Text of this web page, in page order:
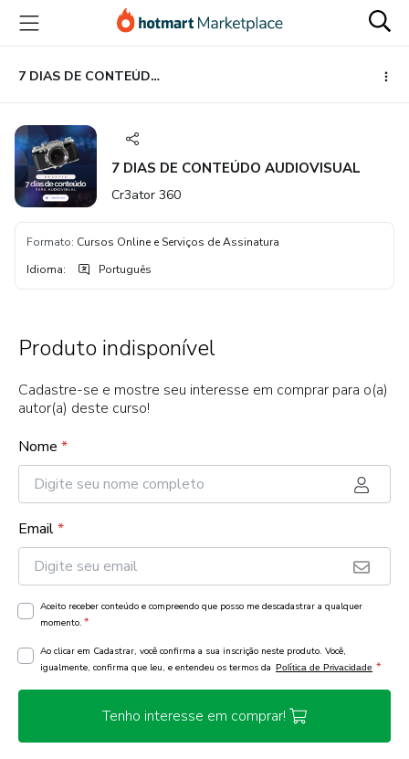
para
conteúdo
principal
para
pagamento
para
rodapé
7 DIAS DE CONTEÚDO AUDIOVISUAL
7 DIAS DE CONTEÚDO AUDIOVISUAL
Cr3ator 360
Formato: Cursos Online e Serviços de Assinatura
Idioma: Português
Produto indisponível
Cadastre-se e mostre seu interesse em comprar para o(a)
autor(a) deste curso!
Nome *
Email*
Aceito receber conteúdo e compreendo que posso me descadastrar a qualquer
momento. *
Ao clicar em Cadastrar, você confirma a sua inscrição neste produto. Você,
igualmente, confirma que leu, e entendeu os termos da Política de Privacidade *
Tenho interesse em comprar!